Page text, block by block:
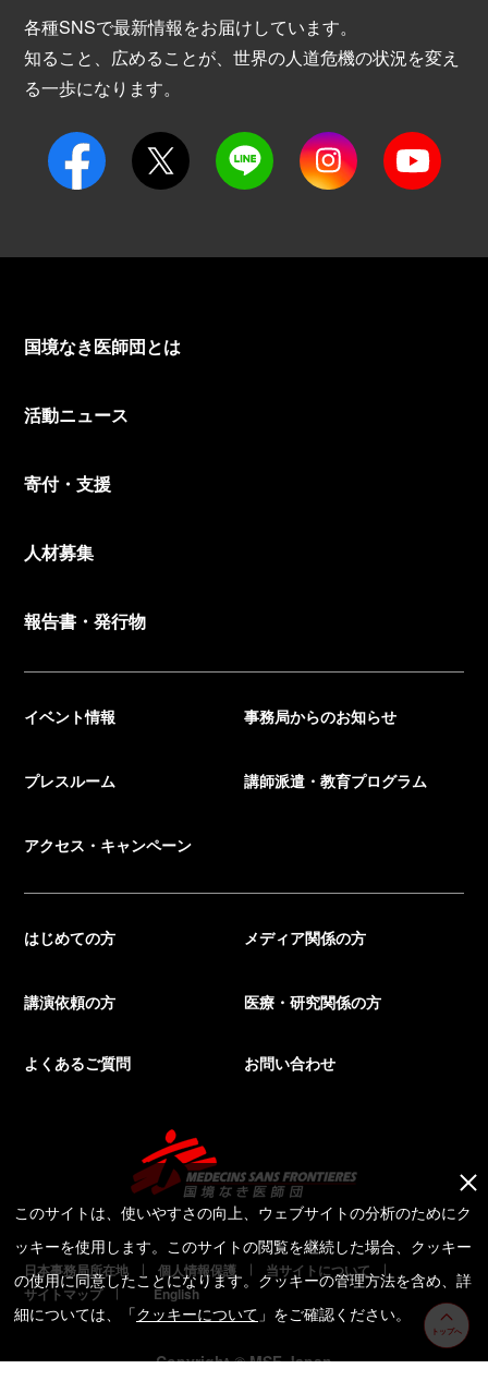
各種SNSで最新情報をお届けしています。
知ること、広めることが、世界の人道危機の状況を変え
る一歩になります。
国境なき医師団とは
活動ニュース
寄付・支援
人材募集
報告書・発行物
イベント情報 事務局からのお知らせ
プレスルーム 講師派遣・教育プログラム
アクセス・キャンペーン
はじめての方 メディア関係の方
講演依頼の方 医療・研究関係の方
よくあるご質問 お問い合わせ
日本事務局所在地 個人情報保護
当サイトについて
サイトマップ
English
Copyright © MSF Japan
トップへ
このサイトは、使いやすさの向上、ウェブサイトの分析のためにク
ッキーを使用します。このサイトの閲覧を継続した場合、クッキー
の使用に同意したことになります。クッキーの管理方法を含め、詳
細については、「クッキーについて 」をご確認ください。